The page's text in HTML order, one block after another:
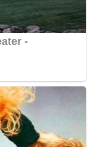
namanya
membuat
tetap gigih
menjaga bapanya